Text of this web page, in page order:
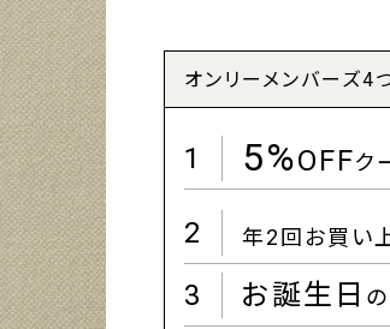
オンリーメンバーズ4
1 5%OFFク
2 年2回お買い
3 お誕生日